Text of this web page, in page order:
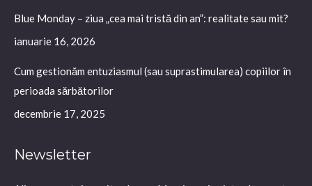
Blue Monday – ziua „cea mai tristă din an”: realitate sau mit?
ianuarie 16, 2026
Cum gestionăm entuziasmul (sau suprastimularea) copiilor în
perioada sărbătorilor
decembrie 17, 2025
Newsletter